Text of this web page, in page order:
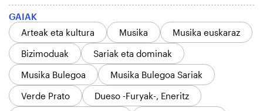
GAIAK
Arteak eta kultura
Musika
Musika euskaraz
Bizimoduak
Sariak eta dominak
Musika Bulegoa
Musika Bulegoa Sariak
Verde Prato
Dueso -Furyak-, Eneritz